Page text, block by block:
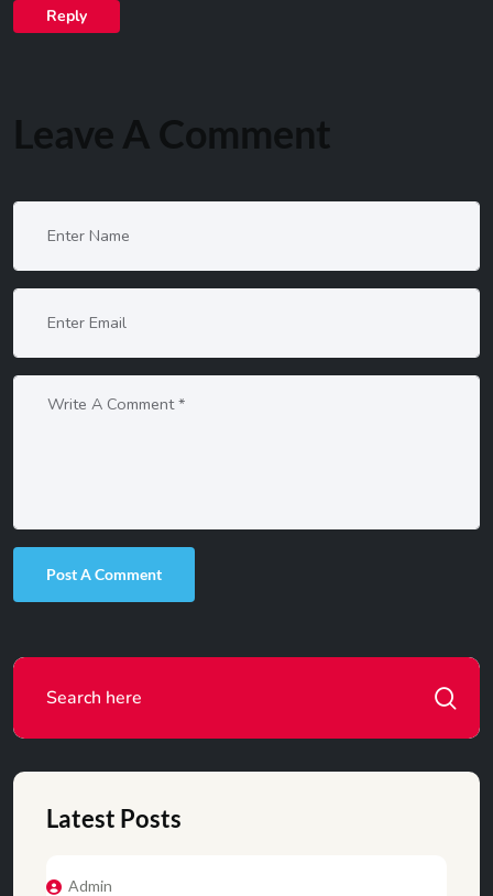
Reply
Leave A Comment
Post A Comment
Latest Posts
Admin